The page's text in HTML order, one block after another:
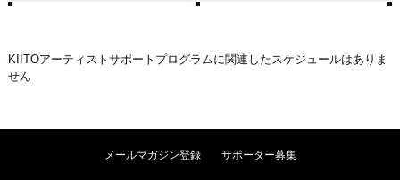
KIITOアーティストサポートプログラムに関連したスケジュールはありま
せん
メールマガジン登録 サポーター募集